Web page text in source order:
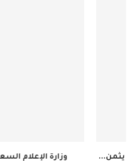
وزارة الإعلام السعودية